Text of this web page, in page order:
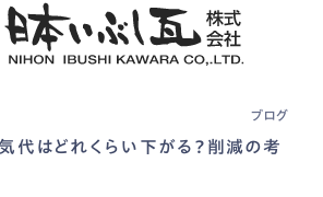
ブログ
代はどれくらい下がる？削減の考